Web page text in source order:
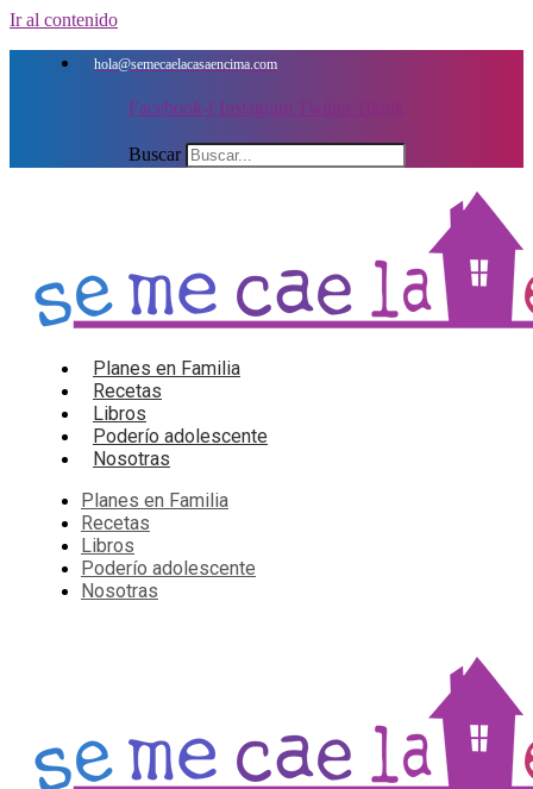
Ir al contenido
hola@semecaelacasaencima.com
Facebook-f Instagram Twitter
Buscar
Planes en Familia
Recetas
Libros
Poderío adolescente
Nosotras
Planes en Familia
Recetas
Libros
Poderío adolescente
Nosotras